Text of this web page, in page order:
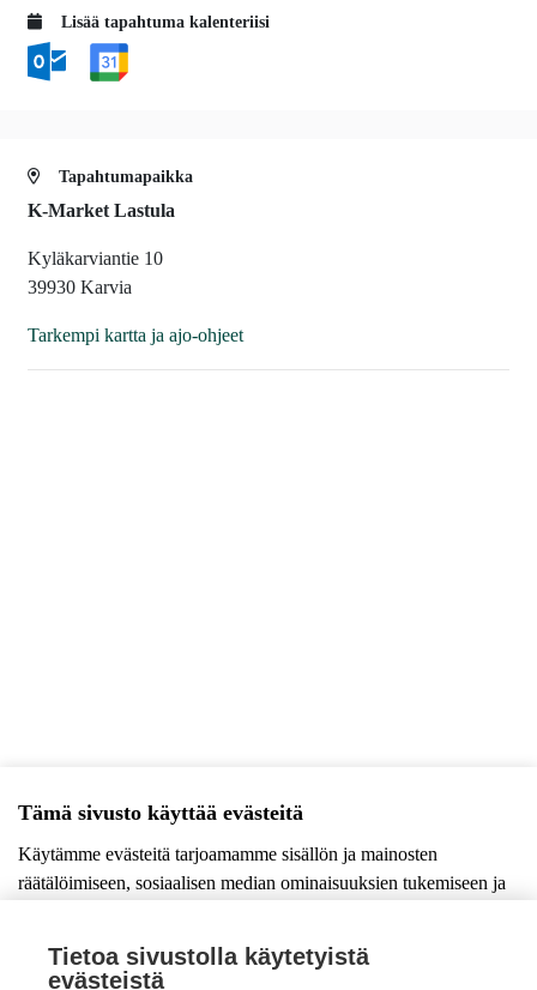
Lisää tapahtuma kalenteriisi
Tapahtumapaikka
K-Market Lastula
Kyläkarviantie 10
39930 Karvia
Tarkempi kartta ja ajo-ohjeet
Näytä rekisteriseloste
Tämä sivusto käyttää evästeitä
Käytämme evästeitä tarjoamamme sisällön ja mainosten
räätälöimiseen, sosiaalisen median ominaisuuksien tukemiseen ja
siitä, miten käytät sivustoamme. Kumppanimme voivat yhdistää
Tietoa sivustolla käytetyistä
evästeistä